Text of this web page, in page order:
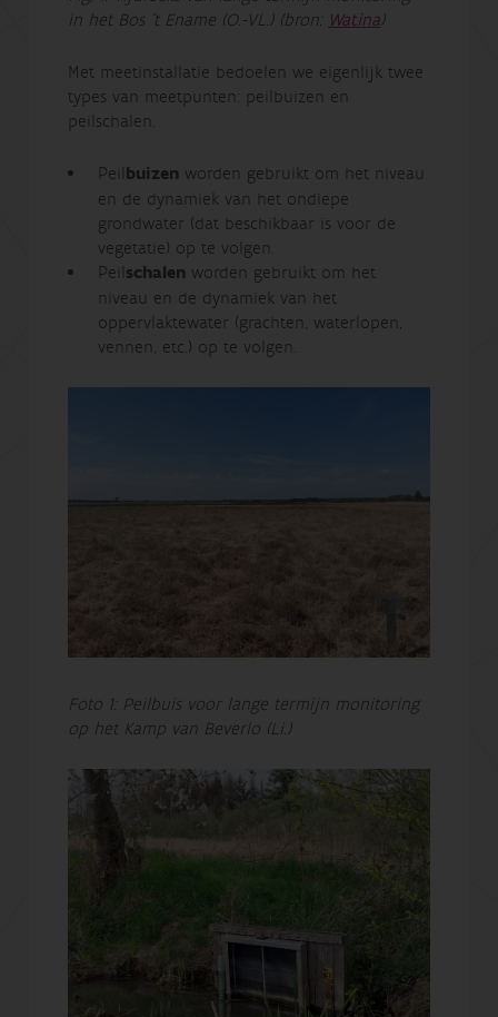
in het Bos ‘t Ename (O.-VL.) (bron: Watina)
Met meetinstallatie bedoelen we eigenlijk twee
types van meetpunten: peilbuizen en
peilschalen.
Peil buizen worden gebruikt om het niveau
en de dynamiek van het ondiepe
grondwater (dat beschikbaar is voor de
vegetatie) op te volgen.
Peil schalen worden gebruikt om het
niveau en de dynamiek van het
oppervlaktewater (grachten, waterlopen,
vennen, etc.) op te volgen.
Foto 1: Peilbuis voor lange termijn monitoring
op het Kamp van Beverlo (Li.)